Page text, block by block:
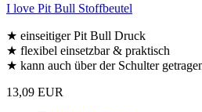
I love Pit Bull Stoffbeutel
★ einseitiger Pit Bull Druck
★ flexibel einsetzbar & praktisch
★ kann auch über der Schulter
13,09 EUR